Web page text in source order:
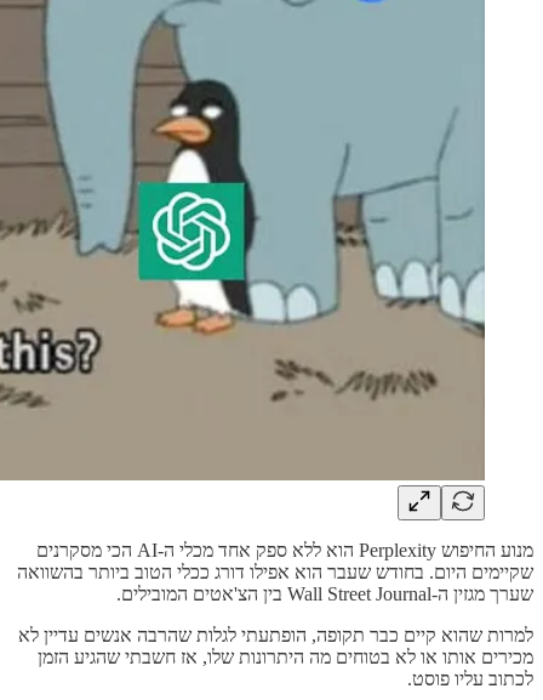
מנוע החיפוש Perplexity הוא ללא ספק אחד מכלי ה-AI הכי מסקרנים
שקיימים היום. בחודש שעבר הוא אפילו דורג ככלי הטוב ביותר בהשוואה
שערך מגזין ה-Wall Street Journal בין הצ'אטים המובילים.
למרות שהוא קיים כבר תקופה, הופתעתי לגלות שהרבה אנשים עדיין לא
מכירים אותו או לא בטוחים מה היתרונות שלו, אז חשבתי שהגיע הזמן
לכתוב עליו פוסט.